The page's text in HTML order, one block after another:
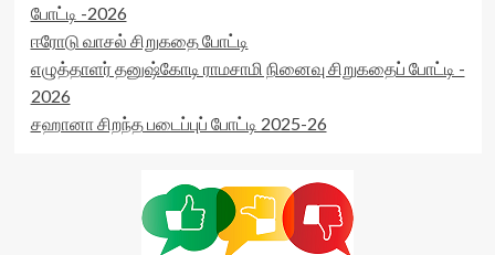
போட்டி -2026
ஈரோடு வாசல் சிறுகதை போட்டி
எழுத்தாளர் தனுஷ்கோடி ராமசாமி நினைவு சிறுகதைப் போட்டி -
2026
சஹானா சிறந்த படைப்புப் போட்டி 2025-26